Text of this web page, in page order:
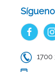
1700